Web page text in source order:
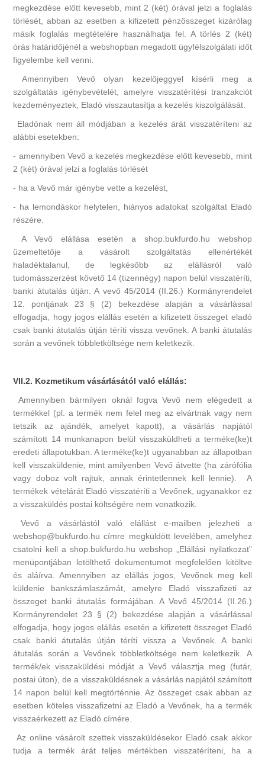
megkezdése előtt kevesebb, mint 2 (két) órával jelzi a foglalás
törlését, abban az esetben a kifizetett pénzösszeget kizárólag
másik foglalás megtételére használhatja fel. A törlés 2 (két)
órás határidőjénél a webshopban megadott ügyfélszolgálati időt
figyelembe kell venni.
Amennyiben Vevő olyan kezelőjeggyel kísérli meg a
szolgáltatás igénybevételét, amelyre visszatérítési tranzakciót
kezdeményeztek, Eladó visszautasítja a kezelés kiszolgálását.
Eladónak nem áll módjában a kezelés árát visszatéríteni az
alábbi esetekben:
- amennyiben Vevő a kezelés megkezdése előtt kevesebb, mint
2 (két) órával jelzi a foglalás törlését
- ha a Vevő már igénybe vette a kezelést,
- ha lemondáskor helytelen, hiányos adatokat szolgáltat Eladó
részére.
A Vevő elállása esetén a shop.bukfurdo.hu webshop
üzemeltetője a vásárolt szolgáltatás ellenértékét
haladéktalanul, de legkésőbb az elállásról való
tudomásszerzést követő 14 (tizennégy) napon belül visszatéríti,
banki átutalás útján. A vevő 45/2014 (II.26.) Kormányrendelet
12. pontjának 23 § (2) bekezdése alapján a vásárlással
elfogadja, hogy jogos elállás esetén a kifizetett összeget eladó
csak banki átutalás útján téríti vissza vevőnek. A banki átutalás
során a vevőnek többletköltsége nem keletkezik.
VII.2. Kozmetikum vásárlásától való elállás:
Amennyiben bármilyen oknál fogva Vevő nem elégedett a
termékkel (pl. a termék nem felel meg az elvártnak vagy nem
tetszik az ajándék, amelyet kapott), a vásárlás napjától
számított 14 munkanapon belül visszaküldheti a terméke(ke)t
eredeti állapotukban. A terméke(ke)t ugyanabban az állapotban
kell visszaküldenie, mint amilyenben Vevő átvette (ha zárófólia
vagy doboz volt rajtuk, annak érintetlennek kell lennie). A
termékek vételárát Eladó visszatéríti a Vevőnek, ugyanakkor ez
a visszaküldés postai költségére nem vonatkozik.
Vevő a vásárlástól való elállást e-mailben jelezheti a
webshop@bukfurdo.hu címre megküldött levelében, amelyhez
csatolni kell a shop.bukfurdo.hu webshop „Elállási nyilatkozat”
menüpontjában letölthető dokumentumot megfelelően kitöltve
és aláírva. Amennyiben az elállás jogos, Vevőnek meg kell
küldenie bankszámlaszámát, amelyre Eladó visszafizeti az
összeget banki átutalás formájában. A Vevő 45/2014 (II.26.)
Kormányrendelet 23 § (2) bekezdése alapján a vásárlással
elfogadja, hogy jogos elállás esetén a kifizetett összeget Eladó
csak banki átutalás útján téríti vissza a Vevőnek. A banki
átutalás során a Vevőnek többletköltsége nem keletkezik. A
termék/ek visszaküldési módját a Vevő választja meg (futár,
postai úton), de a visszaküldésnek a vásárlás napjától számított
14 napon belül kell megtörténnie. Az összeget csak abban az
esetben köteles visszafizetni az Eladó a Vevőnek, ha a termék
visszaérkezett az Eladó címére.
Az online vásárolt szettek visszaküldésekor Eladó csak akkor
tudja a termék árát teljes mértékben visszatéríteni, ha a